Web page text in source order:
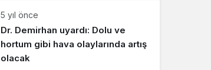
5 yıl önce
Dr. Demirhan uyardı: Dolu ve
hortum gibi hava olaylarında artış
olacak